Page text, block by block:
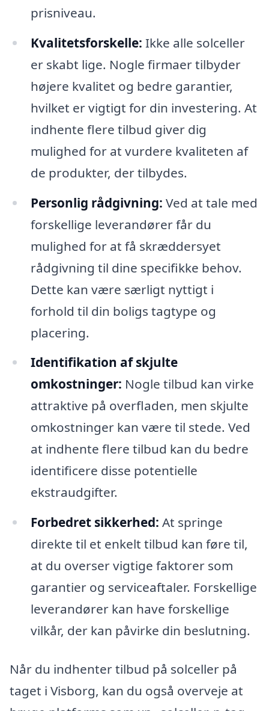
prisniveau.
Kvalitetsforskelle: Ikke alle solceller
er skabt lige. Nogle firmaer tilbyder
højere kvalitet og bedre garantier,
hvilket er vigtigt for din investering. At
indhente flere tilbud giver dig
mulighed for at vurdere kvaliteten af
de produkter, der tilbydes.
Personlig rådgivning: Ved at tale med
forskellige leverandører får du
mulighed for at få skræddersyet
rådgivning til dine specifikke behov.
Dette kan være særligt nyttigt i
forhold til din boligs tagtype og
placering.
Identifikation af skjulte
omkostninger: Nogle tilbud kan virke
attraktive på overfladen, men skjulte
omkostninger kan være til stede. Ved
at indhente flere tilbud kan du bedre
identificere disse potentielle
ekstraudgifter.
Forbedret sikkerhed: At springe
direkte til et enkelt tilbud kan føre til,
at du overser vigtige faktorer som
garantier og serviceaftaler. Forskellige
leverandører kan have forskellige
vilkår, der kan påvirke din beslutning.
Når du indhenter tilbud på solceller på
taget i Visborg, kan du også overveje at